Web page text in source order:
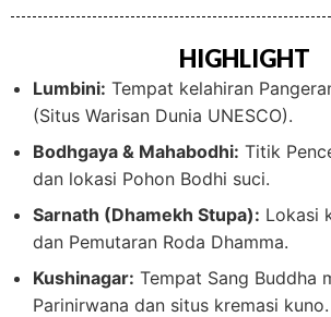
HIGHLIGHT
Lumbini: Tempat kelahiran
(Situs Warisan Dunia UNESCO).
Bodhgaya & Mahabodhi: Titik
dan lokasi Pohon Bodhi suci.
Sarnath (Dhamekh Stupa): Lokasi
dan Pemutaran Roda Dhamma.
Kushinagar: Tempat Sang Buddha
Parinirwana dan situs kremasi kuno.